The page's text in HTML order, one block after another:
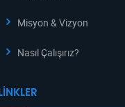
Misyon & Vizyon
Nasıl Çalışırız?